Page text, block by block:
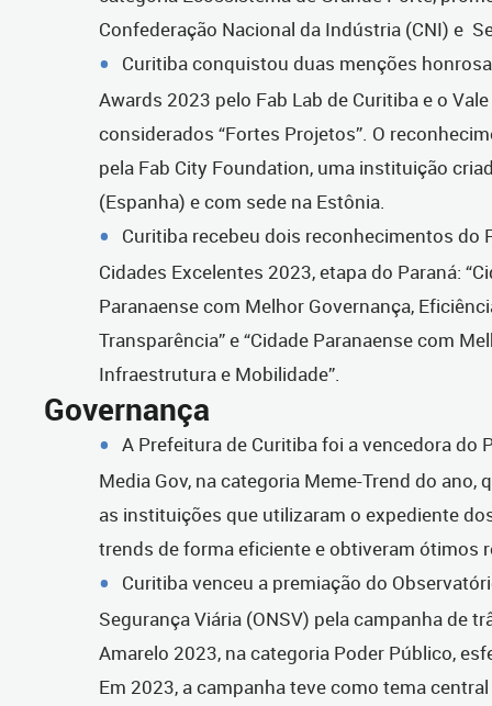
Confederação Nacional da Indústria (CNI) e
Curitiba conquistou duas menções
Awards 2023 pelo Fab Lab de Curitiba e o
considerados “Fortes Projetos”. O
pela Fab City Foundation, uma instituição
(Espanha) e com sede na Estônia.
Curitiba recebeu dois reconhecimentos do
Cidades Excelentes 2023, etapa do Paraná:
Paranaense com Melhor Governança,
Transparência” e “Cidade Paranaense com
Infraestrutura e Mobilidade”.
Governança
A Prefeitura de Curitiba foi a vencedora do
Media Gov, na categoria Meme-Trend do ano,
as instituições que utilizaram o expediente
trends de forma eficiente e obtiveram ótimos
Curitiba venceu a premiação do
Segurança Viária (ONSV) pela campanha de
Amarelo 2023, na categoria Poder Público,
Em 2023, a campanha teve como tema